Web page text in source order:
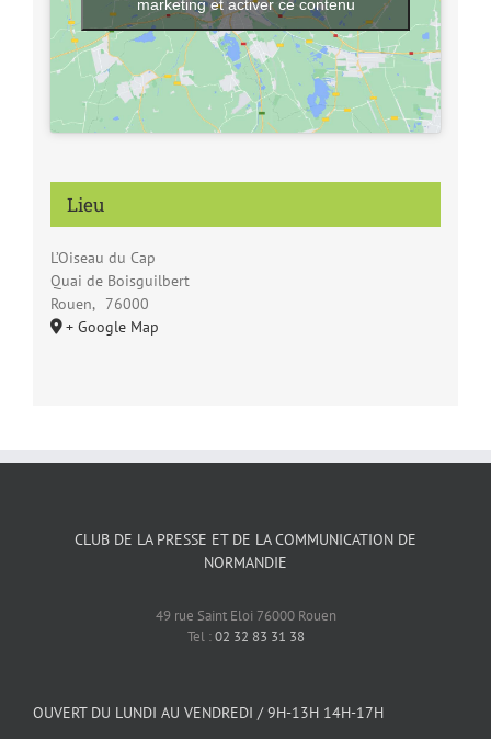
Lieu
L’Oiseau du Cap
Quai de Boisguilbert
Rouen, 76000
+ Google Map
marketing et activer ce contenu
CLUB DE LA PRESSE ET DE LA COMMUNICATION DE
NORMANDIE
49 rue Saint Eloi 76000 Rouen
Tel :02 32 83 31 38
OUVERT DU LUNDI AU VENDREDI / 9H-13H 14H-17H